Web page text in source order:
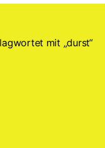
mit „durst“